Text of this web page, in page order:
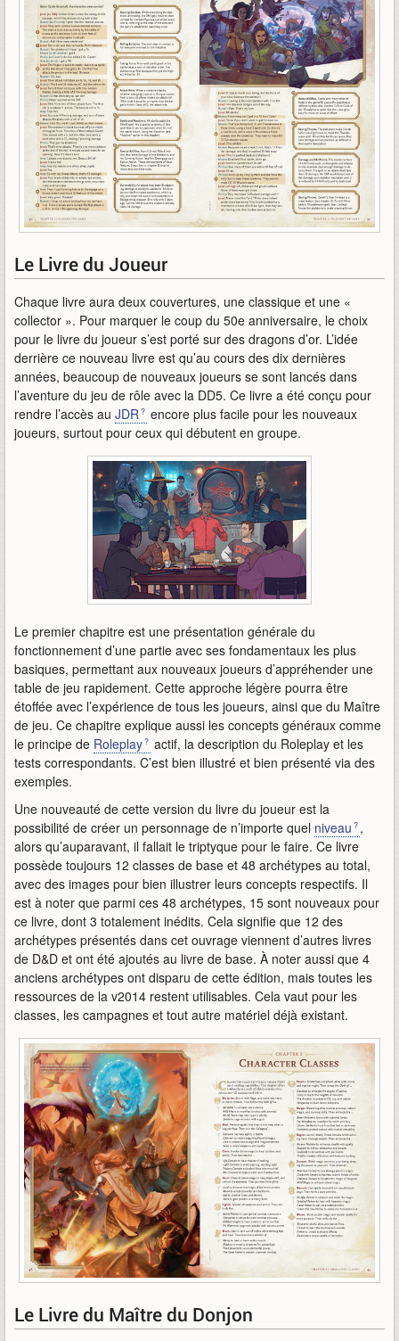
Le Livre du Joueur
Chaque livre aura deux couvertures, une classique et une «
collector ». Pour marquer le coup du 50e anniversaire, le choix
pour le livre du joueur s’est porté sur des dragons d’or. L’idée
derrière ce nouveau livre est qu’au cours des dix dernières
années, beaucoup de nouveaux joueurs se sont lancés dans
l’aventure du jeu de rôle avec la DD5. Ce livre a été conçu pour
rendre l’accès au JDR
encore plus facile pour les nouveaux
joueurs, surtout pour ceux qui débutent en groupe.
Le premier chapitre est une présentation générale du
fonctionnement d’une partie avec ses fondamentaux les plus
basiques, permettant aux nouveaux joueurs d’appréhender une
table de jeu rapidement. Cette approche légère pourra être
étoffée avec l’expérience de tous les joueurs, ainsi que du Maître
de jeu. Ce chapitre explique aussi les concepts généraux comme
le principe de Roleplay
actif, la description du Roleplay et les
tests correspondants. C’est bien illustré et bien présenté via des
exemples.
Une nouveauté de cette version du livre du joueur est la
possibilité de créer un personnage de n’importe quel niveau ,
alors qu’auparavant, il fallait le triptyque pour le faire. Ce livre
possède toujours 12 classes de base et 48 archétypes au total,
avec des images pour bien illustrer leurs concepts respectifs. Il
est à noter que parmi ces 48 archétypes, 15 sont nouveaux pour
ce livre, dont 3 totalement inédits. Cela signifie que 12 des
archétypes présentés dans cet ouvrage viennent d’autres livres
de D&D et ont été ajoutés au livre de base. À noter aussi que 4
anciens archétypes ont disparu de cette édition, mais toutes les
ressources de la v2014 restent utilisables. Cela vaut pour les
classes, les campagnes et tout autre matériel déjà existant.
Le Livre du Maître du Donjon